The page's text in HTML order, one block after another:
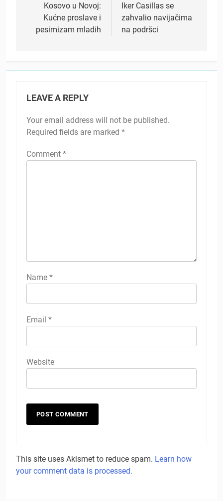
navigation
Kosovo u Novoj:
Kućne proslave i
pesimizam mladih
Iker Casillas se
zahvalio navijačima
na podršci
LEAVE A REPLY
Your email address will not be published.
Required fields are marked *
Comment *
Name *
Email *
Website
This site uses Akismet to reduce spam. Learn how
your comment data is processed.